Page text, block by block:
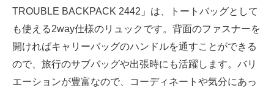
TROUBLE BACKPACK 2442」は、トートバッグとして
も使える2way仕様のリュックです。背面のファスナーを
開ければキャリーバッグのハンドルを通すことができる
ので、旅行のサブバッグや出張時にも活躍します。バリ
エーションが豊富なので、コーディネートや気分にあっ